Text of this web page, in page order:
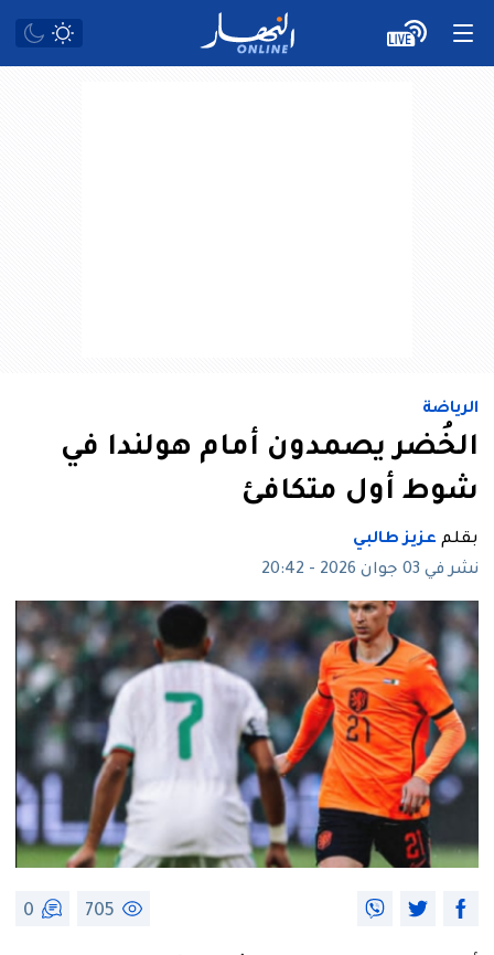
الرياضة
الخُضر يصمدون أمام هولندا في
شوط أول متكافئ
بقلم عزيز طالبي
نشر في 03 جوان 2026 - 20:42
705
0